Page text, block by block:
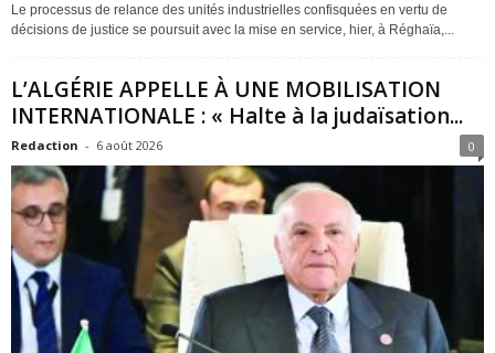
Le processus de relance des unités industrielles confisquées en vertu de
décisions de justice se poursuit avec la mise en service, hier, à Réghaïa,...
L’ALGÉRIE APPELLE À UNE MOBILISATION
INTERNATIONALE : « Halte à la judaïsation...
Redaction - 6 août 2026 0